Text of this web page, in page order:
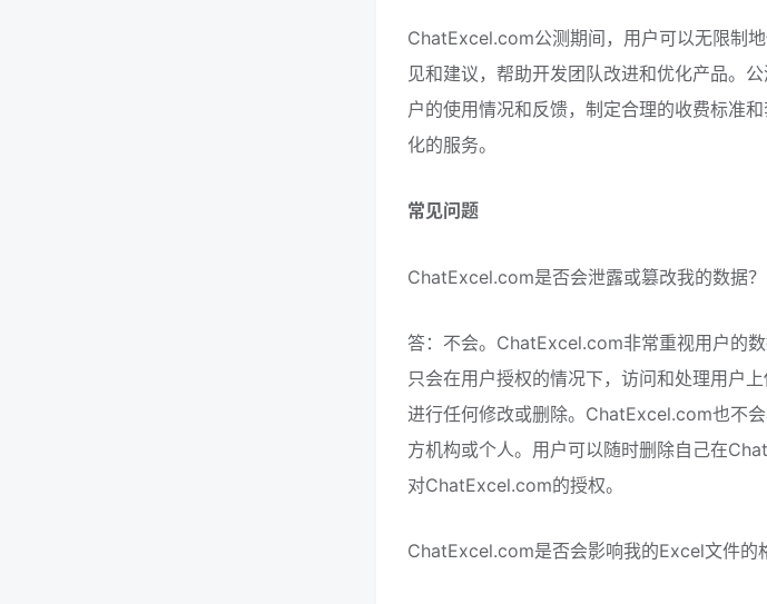
ChatExcel.com公测期间，用户可以无限制
见和建议，帮助开发团队改进和优化产品。
户的使用情况和反馈，制定合理的收费标准
化的服务。
常见问题
ChatExcel.com是否会泄露或篡改我的数据？
答：不会。ChatExcel.com非常重视用户的
只会在用户授权的情况下，访问和处理用户
进行任何修改或删除。ChatExcel.com也不
方机构或个人。用户可以随时删除自己在
对ChatExcel.com的授权。
ChatExcel.com是否会影响我的Excel文件的